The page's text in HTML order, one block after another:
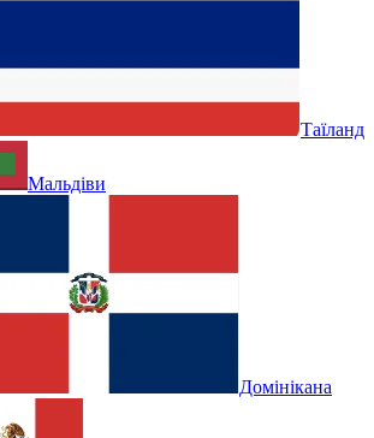
Таїланд
Мальдіви
Домінікана